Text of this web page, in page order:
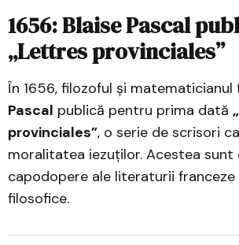
1656: Blaise Pascal
„Lettres provinciales”
În 1656, filozoful și matematicianul
Pascal publică pentru prima dată
provinciales”, o serie de scrisori
moralitatea iezuților. Acestea
capodopere ale literaturii franceze
filosofice.